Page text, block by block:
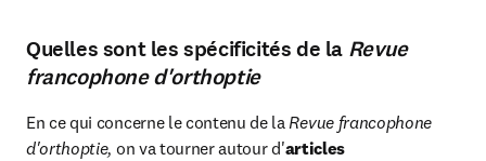
Quelles sont les spécificités de la Revue
francophone d'orthoptie
En ce qui concerne le contenu de la Revue francophone
d'orthoptie, on va tourner autour d'articles